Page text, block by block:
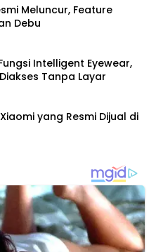
Meluncur, Feature
Debu
Intelligent Eyewear,
Tanpa Layar
yang Resmi Dijual di